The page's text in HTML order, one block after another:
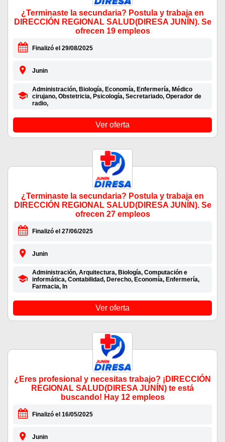
¿Terminaste la secundaria? Postula y trabaja en
DIRECCIÓN REGIONAL SALUD(DIRESA JUNÍN). Se
ofrecen 19 empleos
Finalizó el 29/08/2025
Junin
Administración, Biología, Economía, Enfermería, Médico
cirujano, Obstetricia, Psicología, Secretariado, Operador de
radio,
Ver oferta
¿Terminaste la secundaria? Postula y trabaja en
DIRECCIÓN REGIONAL SALUD(DIRESA JUNÍN). Se
ofrecen 27 empleos
Finalizó el 27/06/2025
Junin
Administración, Arquitectura, Biología, Computación e
informática, Contabilidad, Derecho, Economía, Enfermería,
Farmacia, In
Ver oferta
¿Eres profesional y necesitas trabajo? ¡DIRECCIÓN
REGIONAL SALUD(DIRESA JUNÍN) te está
buscando! Hay 12 empleos
Finalizó el 16/05/2025
Junin